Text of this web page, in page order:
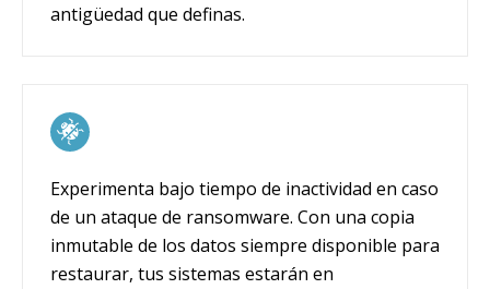
antigüedad que definas.
Experimenta bajo tiempo de inactividad en caso
de un ataque de ransomware. Con una copia
inmutable de los datos siempre disponible para
restaurar, tus sistemas estarán en